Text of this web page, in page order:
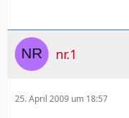
nr.1
25. April 2009 um 18:57